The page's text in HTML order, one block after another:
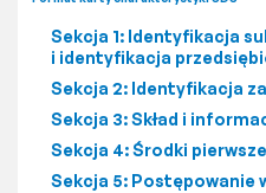
Sekcja 1: Identyfikacja
i identyfikacja
Sekcja 2: Identyfikacja
Sekcja 3: Skład i
Sekcja 4: Środki
Sekcja 5: Postępowanie